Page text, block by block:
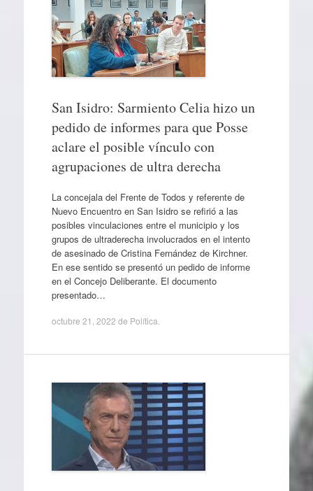
San Isidro: Sarmiento Celia hizo un
pedido de informes para que Posse
aclare el posible vínculo con
agrupaciones de ultra derecha
La concejala del Frente de Todos y referente de
Nuevo Encuentro en San Isidro se refirió a las
posibles vinculaciones entre el municipio y los
grupos de ultraderecha involucrados en el intento
de asesinado de Cristina Fernández de Kirchner.
En ese sentido se presentó un pedido de informe
en el Concejo Deliberante. El documento
presentado…
octubre 21, 2022 de Política